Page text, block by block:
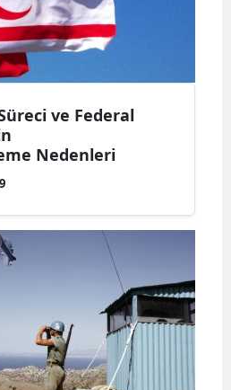
ve Federal
Nedenleri